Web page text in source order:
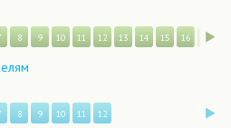
8 9 10 11 12 13 14 15 16 17
8 9 10 11 12